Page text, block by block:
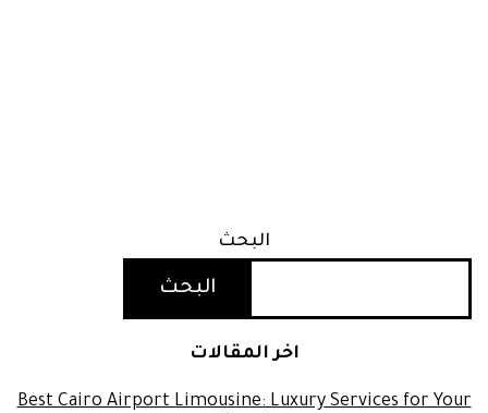
البحث
البحث
اخر المقالات
Best Cairo Airport Limousine: Luxury Services for Your